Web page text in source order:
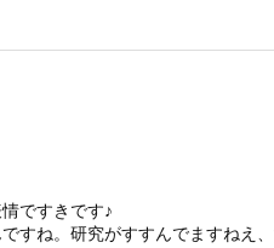
ですきです♪
すね。研究がすすんでますねえ、